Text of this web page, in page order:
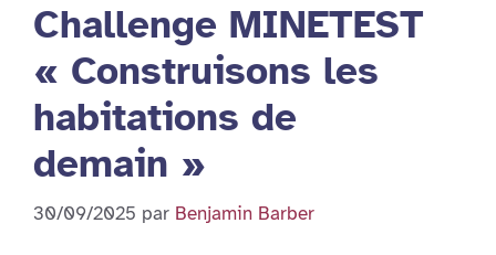
Challenge MINETEST
« Construisons les
habitations de
demain »
30/09/2025 par Benjamin Barber